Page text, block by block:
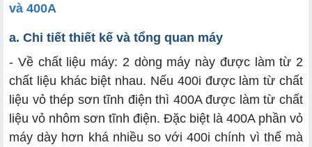
và 400A
a. Chi tiết thiết kế và tổng quan máy
- Về chất liệu máy: 2 dòng máy này được làm từ 2
chất liệu khác biệt nhau. Nếu 400i được làm từ chất
liệu vỏ thép sơn tĩnh điện thì 400A được làm từ chất
liệu vỏ nhôm sơn tĩnh điện. Đặc biệt là 400A phần vỏ
máy dày hơn khá nhiều so với 400i chính vì thế mà